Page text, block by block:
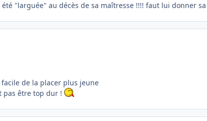
"larguée" au décès de sa maîtresse !!!! faut lui donner sa
de la placer plus jeune
pas être top dur !